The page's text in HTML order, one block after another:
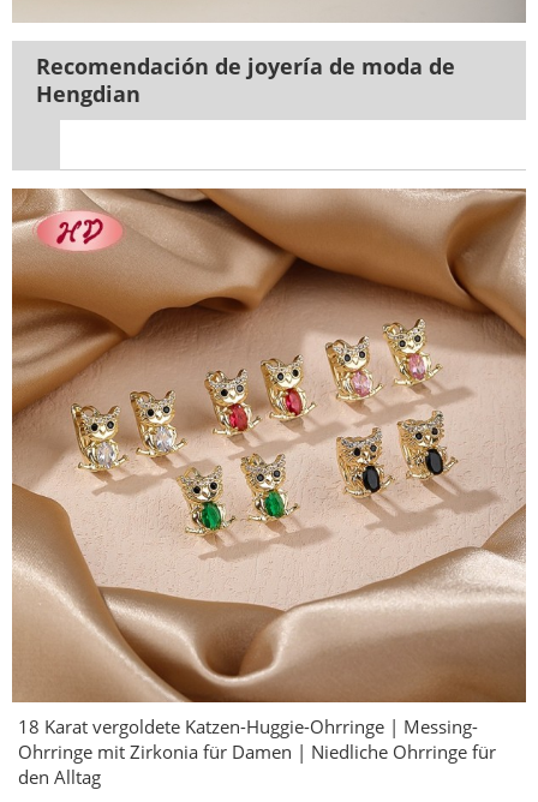
Recomendación de joyería de moda de
Hengdian
18 Karat vergoldete Katzen-Huggie-Ohrringe | Messing-
Ohrringe mit Zirkonia für Damen | Niedliche Ohrringe für
den Alltag